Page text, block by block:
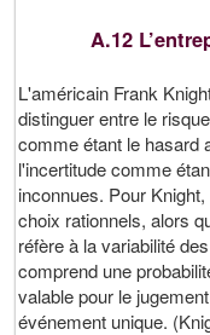
A.12
L'américain Frank
distinguer entre le
comme étant le hasard
l'incertitude comme
inconnues. Pour
choix rationnels, alors
réfère à la variabilité
comprend une
valable pour le
événement unique.